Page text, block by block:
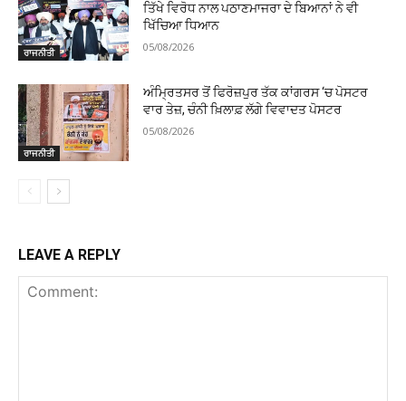
ਰਾਜਨੀਤੀ
ਤਿੱਖੇ ਵਿਰੋਧ ਨਾਲ ਪਠਾਣਮਾਜਰਾ ਦੇ ਬਿਆਨਾਂ ਨੇ ਵੀ
ਖਿੱਚਿਆ ਧਿਆਨ
05/08/2026
ਰਾਜਨੀਤੀ
ਅੰਮ੍ਰਿਤਸਰ ਤੋਂ ਫਿਰੋਜ਼ਪੁਰ ਤੱਕ ਕਾਂਗਰਸ ‘ਚ ਪੋਸਟਰ
ਵਾਰ ਤੇਜ਼, ਚੰਨੀ ਖ਼ਿਲਾਫ਼ ਲੱਗੇ ਵਿਵਾਦਤ ਪੋਸਟਰ
05/08/2026
LEAVE A REPLY